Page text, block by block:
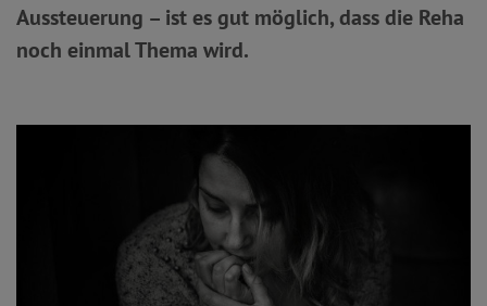
Aussteuerung – ist es gut möglich, dass die Reha
noch einmal Thema wird.